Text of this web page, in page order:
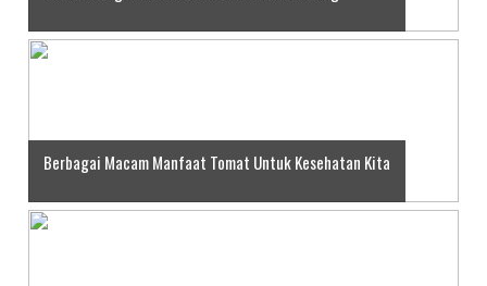
Berbagai Macam Manfaat Tomat Untuk Kesehatan Kita